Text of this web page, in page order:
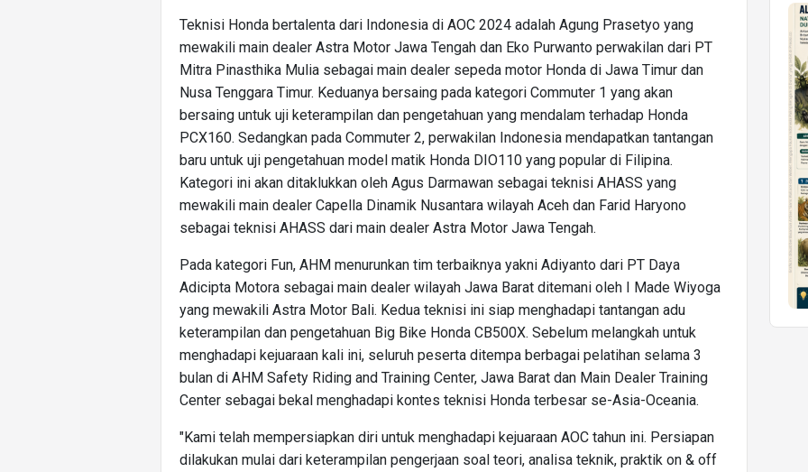
Teknisi Honda bertalenta dari Indonesia di AOC 2024 adalah Agung Prasetyo yang
mewakili main dealer Astra Motor Jawa Tengah dan Eko Purwanto perwakilan dari PT
Mitra Pinasthika Mulia sebagai main dealer sepeda motor Honda di Jawa Timur dan
Nusa Tenggara Timur. Keduanya bersaing pada kategori Commuter 1 yang akan
bersaing untuk uji keterampilan dan pengetahuan yang mendalam terhadap Honda
PCX160. Sedangkan pada Commuter 2, perwakilan Indonesia mendapatkan tantangan
baru untuk uji pengetahuan model matik Honda DIO110 yang popular di Filipina.
Kategori ini akan ditaklukkan oleh Agus Darmawan sebagai teknisi AHASS yang
mewakili main dealer Capella Dinamik Nusantara wilayah Aceh dan Farid Haryono
sebagai teknisi AHASS dari main dealer Astra Motor Jawa Tengah.
Pada kategori Fun, AHM menurunkan tim terbaiknya yakni Adiyanto dari PT Daya
Adicipta Motora sebagai main dealer wilayah Jawa Barat ditemani oleh I Made Wiyoga
yang mewakili Astra Motor Bali. Kedua teknisi ini siap menghadapi tantangan adu
keterampilan dan pengetahuan Big Bike Honda CB500X. Sebelum melangkah untuk
menghadapi kejuaraan kali ini, seluruh peserta ditempa berbagai pelatihan selama 3
bulan di AHM Safety Riding and Training Center, Jawa Barat dan Main Dealer Training
Center sebagai bekal menghadapi kontes teknisi Honda terbesar se-Asia-Oceania.
"Kami telah mempersiapkan diri untuk menghadapi kejuaraan AOC tahun ini. Persiapan
dilakukan mulai dari keterampilan pengerjaan soal teori, analisa teknik, praktik on & off